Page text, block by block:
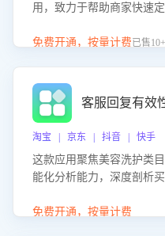
用，致力于帮助商家快速
客服原因或其它部门原因
改，有效提升客户满意度
免费开通，按量计费已售10+
客服回复有效
淘宝 | 京东 | 抖音 | 快手
这款应用聚焦美容洗护类
能化分析能力，深度剖析
答的有效性与完整性，输
免费开通，按量计费